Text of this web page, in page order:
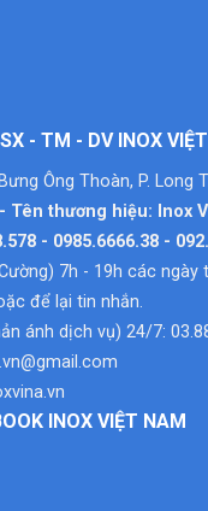
- TM - DV INOX
Ông Thoàn, P. Long
Tên thương hiệu: Inox
- 0985.6666.38 -
7h - 19h các ngày
để lại tin nhắn.
ánh dịch vụ) 24/7:
INOX VIỆT NAM